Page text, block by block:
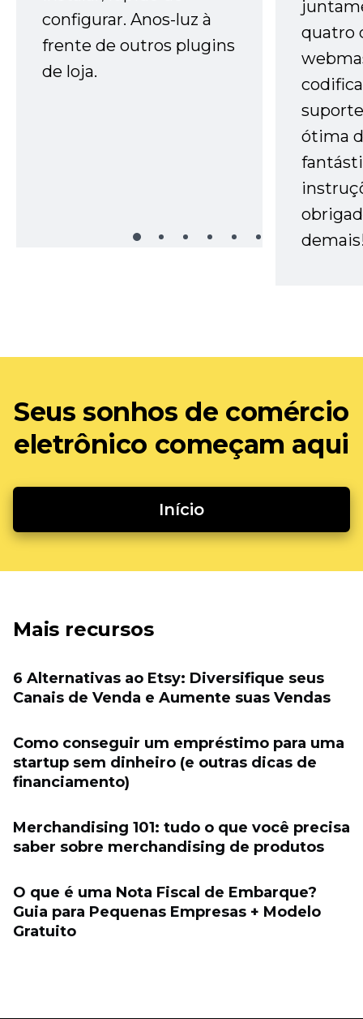
configurar. Anos-luz à
frente de outros plugins
de loja.
quatro
ótima
Seus sonhos de comércio
eletrônico começam aqui
Início
Mais recursos
6 Alternativas ao Etsy: Diversifique seus
Canais de Venda e Aumente suas Vendas
Como conseguir um empréstimo para uma
startup sem dinheiro (e outras dicas de
financiamento)
Merchandising 101: tudo o que você precisa
saber sobre merchandising de produtos
O que é uma Nota Fiscal de Embarque?
Guia para Pequenas Empresas + Modelo
Gratuito